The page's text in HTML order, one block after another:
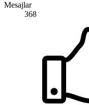
Mesajlar
368